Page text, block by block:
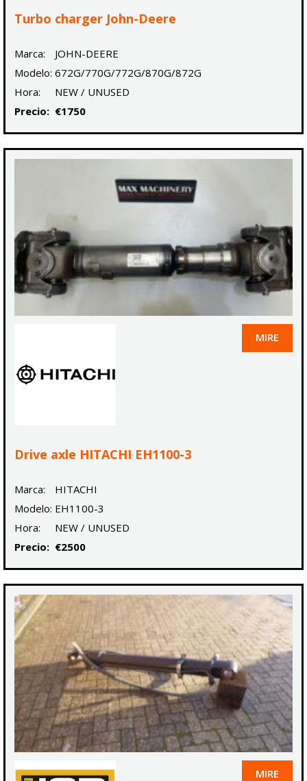
Turbo charger John-Deere
Marca:
JOHN-DEERE
Modelo: 672G/770G/772G/870G/872G
Hora:
NEW / UNUSED
Precio: €1750
MIRE
Drive axle HITACHI EH1100-3
Marca:
HITACHI
Modelo: EH1100-3
Hora:
NEW / UNUSED
Precio: €2500
MIRE